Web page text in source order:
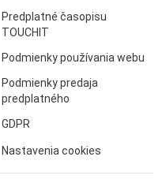
Predplatné časopisu
TOUCHIT
Podmienky používania webu
Podmienky predaja
predplatného
GDPR
Nastavenia cookies